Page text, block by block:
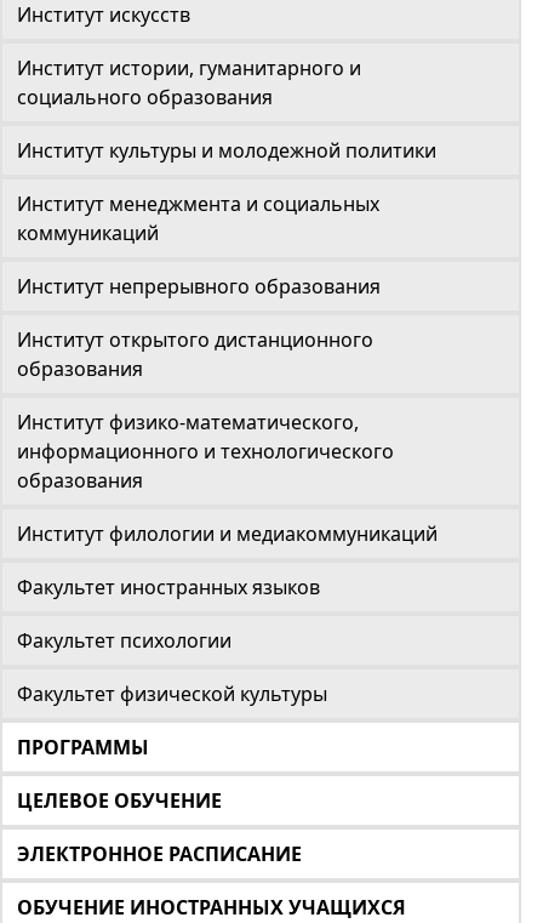
Институт искусств
Институт истории, гуманитарного и
социального образования
Институт культуры и молодежной политики
Институт менеджмента и социальных
коммуникаций
Институт непрерывного образования
Институт открытого дистанционного
образования
Институт физико-математического,
информационного и технологического
образования
Институт филологии и медиакоммуникаций
Факультет иностранных языков
Факультет психологии
Факультет физической культуры
ПРОГРАММЫ
ЦЕЛЕВОЕ ОБУЧЕНИЕ
ЭЛЕКТРОННОЕ РАСПИСАНИЕ
ОБУЧЕНИЕ ИНОСТРАННЫХ УЧАЩИХСЯ